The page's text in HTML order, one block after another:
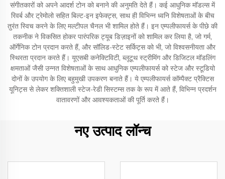
संगीतकारों को अपने आदर्श टोन को बनाने की अनुमति देते हैं। कई आधुनिक मॉडल्स में
रिवर्ब और ट्रेमोलो सहित बिल्ट-इन इफेक्ट्स, साथ ही विभिन्न ध्वनि विशेषताओं के बीच
तुरंत स्विच करने के लिए मल्टीपल चैनल भी शामिल होते हैं। इन एम्पलीफायर्स के पीछे की
तकनीक ने विकसित होकर पारंपरिक ट्यूब डिज़ाइनों को शामिल कर लिया है, जो गर्म,
ऑर्गेनिक टोन प्रदान करते हैं, और सॉलिड-स्टेट सर्किट्स को भी, जो विश्वसनीयता और
स्थिरता प्रदान करते हैं। यूएसबी कनेक्टिविटी, ब्लूटूथ स्ट्रीमिंग और डिजिटल मॉडलिंग
क्षमताओं जैसी उन्नत विशेषताओं के साथ आधुनिक एम्पलीफायर्स को स्टेज और स्टूडियो
दोनों के उपयोग के लिए बहुमुखी उपकरण बनाते हैं। ये एम्पलीफायर्स कॉम्पैक्ट प्रैक्टिस
यूनिट्स से लेकर शक्तिशाली स्टेज-रेडी सिस्टम्स तक के रूप में आते हैं, विभिन्न प्रदर्शन
वातावरणों और आवश्यकताओं की पूर्ति करते हैं।
नए उत्पाद लॉन्च